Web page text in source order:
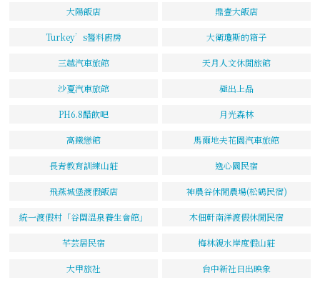
大陽飯店 鼎壹大飯店
Turkey’s醬料廚房 大衛瓊斯的箱子
三越汽車旅館 天月人文休閒旅館
沙夏汽車旅館 極出上品
PH6.8醋飲吧 月光森林
高鐵戀館 馬爾地夫花園汽車旅館
長青教育訓練山莊 逸心園民宿
飛燕城堡渡假飯店 神農谷休閒農場(松鶴民宿)
統一渡假村「谷關溫泉養生會館」 木佃軒南洋渡假休閒民宿
芊芸居民宿 梅林親水岸度假山莊
大甲旅社 台中新社日出映象